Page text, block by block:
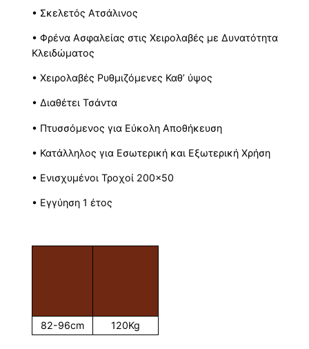
• Σκελετός Ατσάλινος
• Φρένα Ασφαλείας στις Χειρολαβές με Δυνατότητα
Κλειδώματος
• Χειρολαβές Ρυθμιζόμενες Καθ’ ύψος
• Διαθέτει Τσάντα
• Πτυσσόμενος για Εύκολη Αποθήκευση
• Κατάλληλος για Εσωτερική και Εξωτερική Χρήση
• Ενισχυμένοι Τροχοί 200×50
• Εγγύηση 1 έτος
82-96cm 120Kg